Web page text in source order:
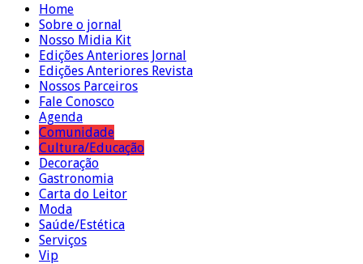
Home
Sobre o jornal
Nosso Midia Kit
Edições Anteriores Jornal
Edições Anteriores Revista
Nossos Parceiros
Fale Conosco
Agenda
Comunidade
Cultura/Educação
Decoração
Gastronomia
Carta do Leitor
Moda
Saúde/Estética
Serviços
Vip